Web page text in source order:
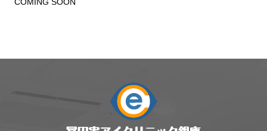
COMING SOON